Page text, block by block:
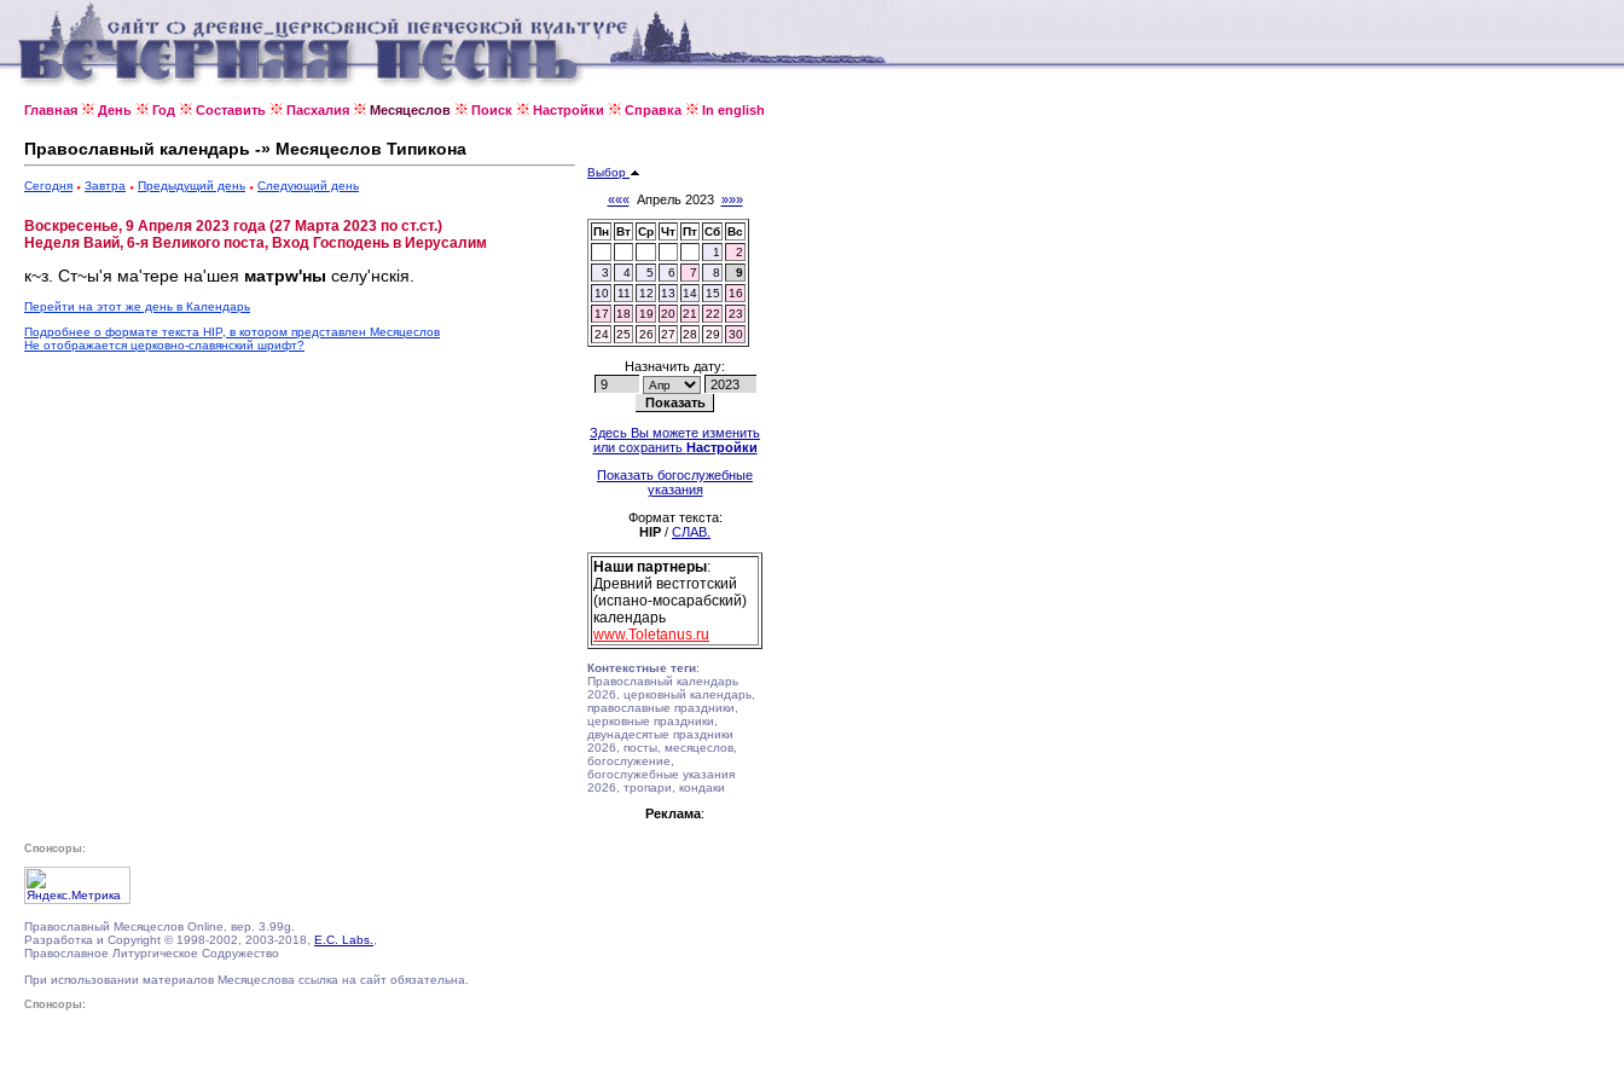
Главная День Год Составить Пасхалия Месяцеслов Поиск Настройки Справка In english
Православный календарь -» Месяцеслов Типикона
Сегодня Завтра Предыдущий день Следующий день
Воскресенье, 9 Апреля 2023 года (27 Марта 2023 по ст.ст.)
Неделя Ваий, 6-я Великого поста, Вход Господень в Иерусалим
к~з. Ст~ы'я ма'тере на'шея матрw'ны селу'нскiя.
Перейти на этот же день в Календарь
Подробнее о формате текста HIP, в котором представлен Месяцеслов
Не отображается церковно-славянский шрифт?
Выбор
«««Апрель 2023 »»»
Пн Вт Ср Чт Пт Сб Вс
1
2
3
4 5 6 7 8
9
10
11 12 13 14 15
16
17
18 19 20 21 22
23
24 25 26 27 28 29 30
Назначить дату:
Здесь Вы можете изменить
или сохранить Настройки
Показать богослужебные
указания
Формат текста:
HIP / СЛАВ.
Наши партнеры:
Древний вестготский
(испано-мосарабский)
календарь
www.Toletanus.ru
Контекстные теги:
Православный календарь
2026, церковный календарь,
православные праздники,
церковные праздники,
двунадесятые праздники
2026, посты, месяцеслов,
богослужение,
богослужебные указания
2026, тропари, кондаки
Реклама:
Спонсоры:
Православный Месяцеслов Online, вер. 3.99g.
Разработка и Copyright © 1998-2002, 2003-2018, E.C. Labs.
Православное Литургическое Содружество
При использовании материалов Месяцеслова ссылка на сайт обязательна.
Спонсоры: